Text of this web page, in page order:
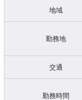
地域
勤務地
交通
勤務時間